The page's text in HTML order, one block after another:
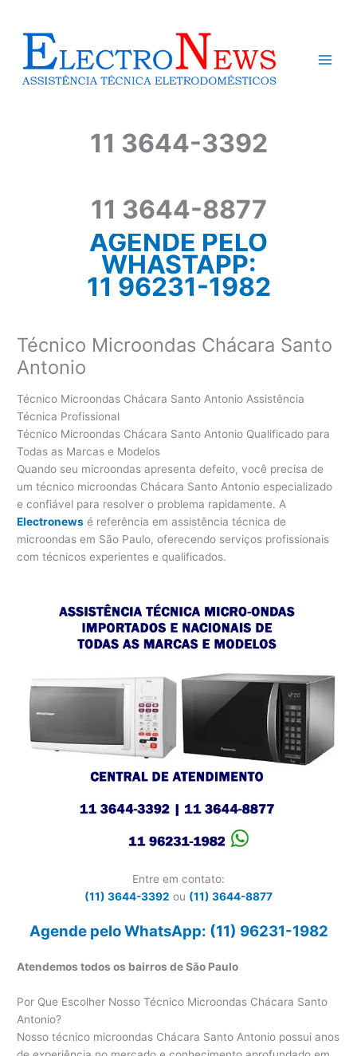
conteúdo
11 3644-3392
11 3644-8877
AGENDE PELO
WHASTAPP:
11 96231-1982
Técnico Microondas Chácara Santo
Antonio
Técnico Microondas Chácara Santo Antonio Assistência
Técnica Profissional
Técnico Microondas Chácara Santo Antonio Qualificado para
Todas as Marcas e Modelos
Quando seu microondas apresenta defeito, você precisa de
um técnico microondas Chácara Santo Antonio especializado
e confiável para resolver o problema rapidamente. A
Electronews é referência em assistência técnica de
microondas em São Paulo, oferecendo serviços profissionais
com técnicos experientes e qualificados.
Entre em contato:
(11) 3644-3392 ou (11) 3644-8877
Agende pelo WhatsApp: (11) 96231-1982
Atendemos todos os bairros de São Paulo
Por Que Escolher Nosso Técnico Microondas Chácara Santo
Antonio?
Nosso técnico microondas Chácara Santo Antonio possui anos